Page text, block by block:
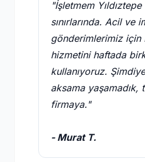
"İşletmem
sınırlarında. Acil ve
gönderimlerimiz için
hizmetini haftada
kullanıyoruz.
aksama yaşamadık,
firmaya."
- Murat T.